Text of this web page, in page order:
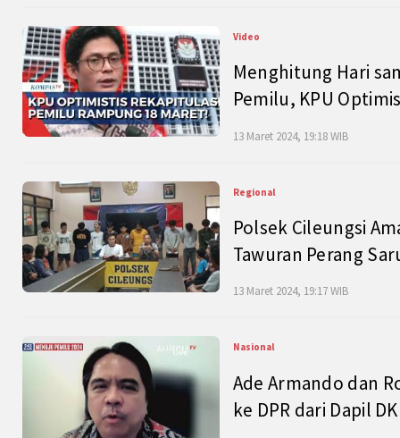
Video
Menghitung Hari
Pemilu, KPU
13 Maret 2024, 19:18 WIB
Regional
Polsek Cileungsi
Tawuran Perang
13 Maret 2024, 19:17 WIB
Nasional
Ade Armando dan
ke DPR dari Dapil